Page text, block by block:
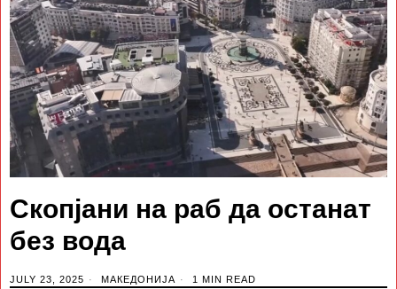
Скопјани на раб да останат
без вода
JULY 23, 2025 МАКЕДОНИЈА 1 MIN READ